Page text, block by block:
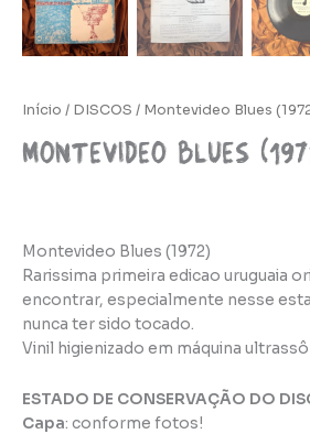
Início / DISCOS / Montevideo Blues
Montevideo Blues
Montevideo Blues (1972)
Rarissima primeira edicao uruguaia
encontrar, especialmente nesse
nunca ter sido tocado.
Vinil higienizado em máquina
ESTADO DE CONSERVAÇÃO DO
Capa: conforme fotos!